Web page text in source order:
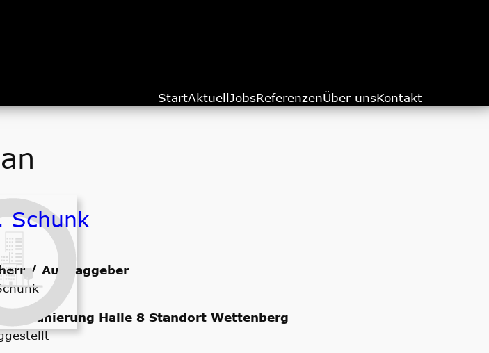
StartAktuellJobsReferenzenÜber unsKontakt
Schunk
/ Auftraggeber
Sanierung Halle 8 Standort Wettenberg